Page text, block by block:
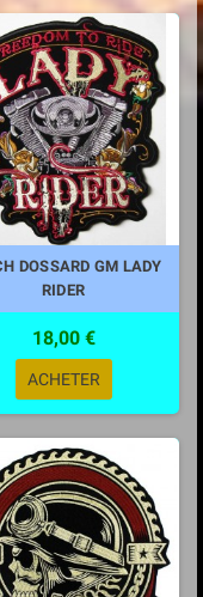
DOSSARD GM LADY
RIDER
18,00 €
ACHETER